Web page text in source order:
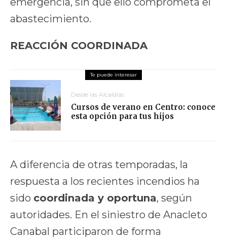
abastecimiento.
REACCIÓN COORDINADA
Desde las Alcaldías
Cursos de verano en Centro: conoce
esta opción para tus hijos
A diferencia de otras temporadas, la
respuesta a los recientes incendios ha
sido coordinada y oportuna, según
autoridades. En el siniestro de Anacleto
Canabal participaron de forma